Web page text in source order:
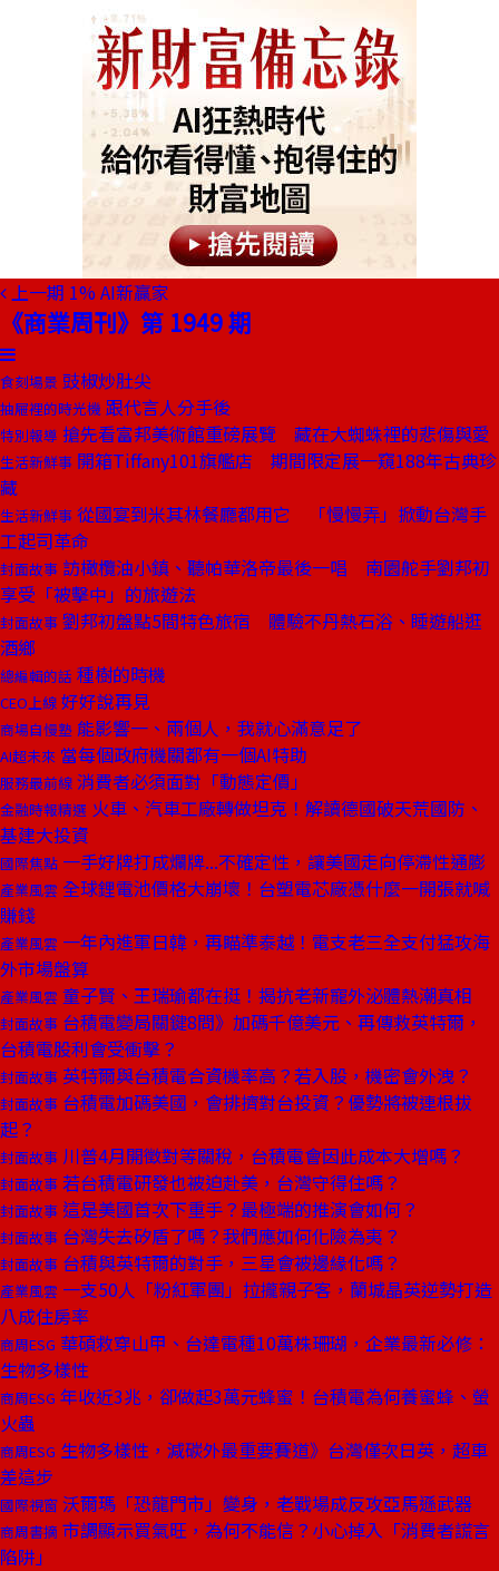
上一期 1% AI新贏家
《商業周刊》第 1949 期
食刻場景 豉椒炒肚尖
抽屜裡的時光機 跟代言人分手後
特別報導 搶先看富邦美術館重磅展覽 藏在大蜘蛛裡的悲傷與愛
生活新鮮事 開箱Tiffany101旗艦店 期間限定展一窺188年古典珍
藏
生活新鮮事 從國宴到米其林餐廳都用它 「慢慢弄」掀動台灣手
工起司革命
封面故事 訪橄欖油小鎮、聽帕華洛帝最後一唱 南園舵手劉邦初
享受「被擊中」的旅遊法
封面故事 劉邦初盤點5間特色旅宿 體驗不丹熱石浴、睡遊船逛
酒鄉
總編輯的話 種樹的時機
CEO上線 好好說再見
商場自慢塾 能影響一、兩個人，我就心滿意足了
AI超未來 當每個政府機關都有一個AI特助
服務最前線 消費者必須面對「動態定價」
金融時報精選 火車、汽車工廠轉做坦克！解讀德國破天荒國防、
基建大投資
國際焦點 一手好牌打成爛牌...不確定性，讓美國走向停滯性通膨
產業風雲 全球鋰電池價格大崩壞！台塑電芯廠憑什麼一開張就喊
賺錢
產業風雲 一年內進軍日韓，再瞄準泰越！電支老三全支付猛攻海
外市場盤算
產業風雲 童子賢、王瑞瑜都在挺！揭抗老新寵外泌體熱潮真相
封面故事 台積電變局關鍵8問》加碼千億美元、再傳救英特爾，
台積電股利會受衝擊？
封面故事 英特爾與台積電合資機率高？若入股，機密會外洩？
封面故事 台積電加碼美國，會排擠對台投資？優勢將被連根拔
起？
封面故事 川普4月開徵對等關稅，台積電會因此成本大增嗎？
封面故事 若台積電研發也被迫赴美，台灣守得住嗎？
封面故事 這是美國首次下重手？最極端的推演會如何？
封面故事 台灣失去矽盾了嗎？我們應如何化險為夷？
封面故事 台積與英特爾的對手，三星會被邊緣化嗎？
產業風雲 一支50人「粉紅軍團」拉攏親子客，蘭城晶英逆勢打造
八成住房率
商周ESG 華碩救穿山甲、台達電種10萬株珊瑚，企業最新必修：
生物多樣性
商周ESG 年收近3兆，卻做起3萬元蜂蜜！台積電為何養蜜蜂、螢
火蟲
商周ESG 生物多樣性，減碳外最重要賽道》台灣僅次日英，超車
差這步
國際視窗 沃爾瑪「恐龍門市」變身，老戰場成反攻亞馬遜武器
商周書摘 市調顯示買氣旺，為何不能信？小心掉入「消費者謊言
陷阱」